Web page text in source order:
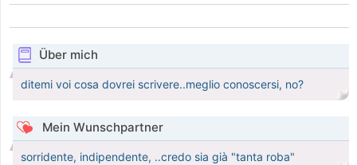
Über mich
ditemi voi cosa dovrei scrivere..meglio conoscersi, no?
Mein Wunschpartner
sorridente, indipendente, ..credo sia già "tanta roba"